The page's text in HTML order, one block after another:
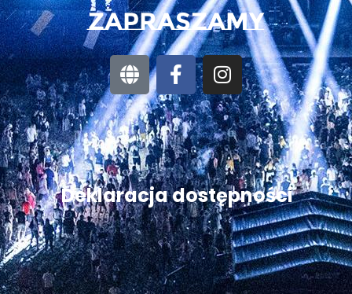
Zapraszamy
Deklaracja dostępności